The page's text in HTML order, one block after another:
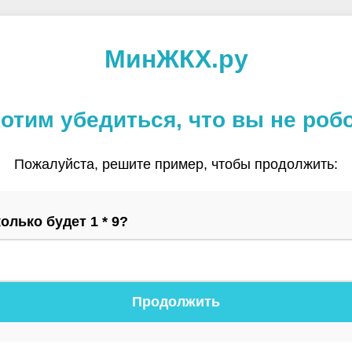
МинЖКХ.ру
убедиться, что вы не
Пожалуйста, решите пример, чтобы продолжить:
будет 1 * 9?
Продолжить